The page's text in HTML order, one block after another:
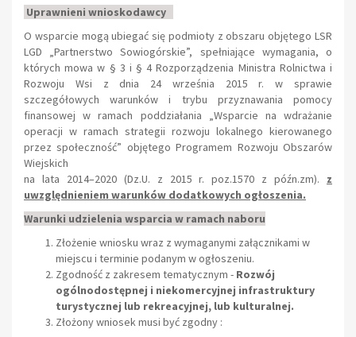
Uprawnieni wnioskodawcy
O wsparcie mogą ubiegać się podmioty z obszaru objętego LSR
LGD „Partnerstwo Sowiogórskie”, spełniające wymagania, o
których mowa w § 3 i § 4 Rozporządzenia Ministra Rolnictwa i
Rozwoju Wsi z dnia 24 września 2015 r. w sprawie
szczegółowych warunków i trybu przyznawania pomocy
finansowej w ramach poddziałania „Wsparcie na wdrażanie
operacji w ramach strategii rozwoju lokalnego kierowanego
przez społeczność” objętego Programem Rozwoju Obszarów
Wiejskich
na lata 2014–2020 (Dz.U. z 2015 r. poz.1570 z późn.zm). z
uwzględnieniem warunków dodatkowych ogłoszenia.
Warunki udzielenia wsparcia w ramach naboru
Złożenie wniosku wraz z wymaganymi załącznikami w
miejscu i terminie podanym w ogłoszeniu.
Zgodność z zakresem tematycznym - Rozwój
ogólnodostępnej i niekomercyjnej infrastruktury
turystycznej lub rekreacyjnej, lub kulturalnej.
Złożony wniosek musi być zgodny :